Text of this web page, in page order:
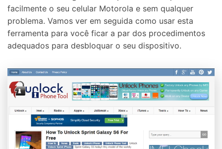
facilmente o seu celular Motorola e sem qualquer
problema. Vamos ver em seguida como usar esta
ferramenta para você ficar a par dos procedimentos
adequados para desbloquar o seu dispositivo.